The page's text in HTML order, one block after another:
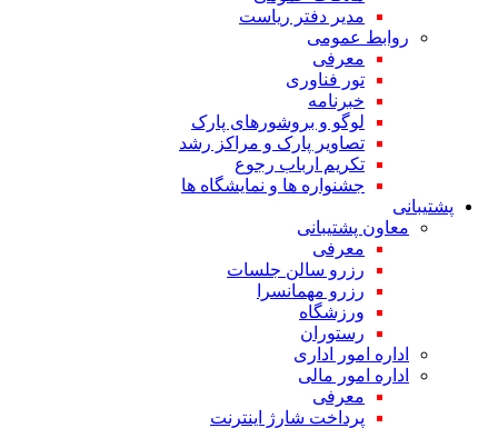
مدیر دفتر ریاست
روابط عمومی
معرفی
تور فناوری
خبرنامه
لوگو و بروشورهای پارک
تصاویر پارک و مراکز رشد
تکریم ارباب رجوع
جشنواره ها و نمایشگاه ها
پشتیبانی
معاون پشتیبانی
معرفی
رزرو سالن جلسات
رزرو مهمانسرا
ورزشگاه
رستوران
اداره امور اداری
اداره امور مالی
معرفی
پرداخت شارژ اینترنت